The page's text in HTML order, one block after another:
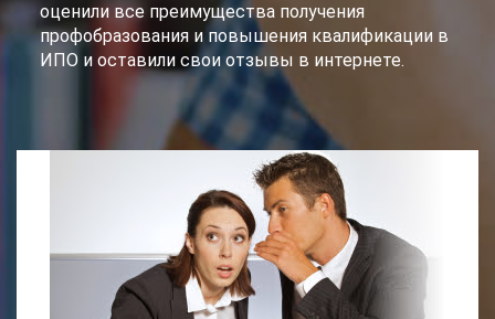
оценили все преимущества получения
профобразования и повышения квалификации в
ИПО и оставили свои отзывы в интернете.